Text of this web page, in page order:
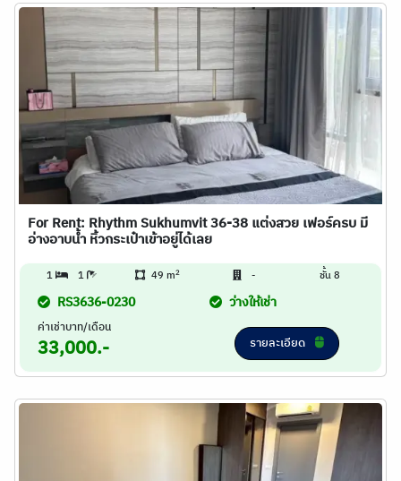
For Rent: Rhythm Sukhumvit 36-38 แต่งสวย เฟอร์ครบ มี
อ่างอาบน้ำ หิ้วกระเป๋าเข้าอยู่ได้เลย
1 1 49 m2 - ชั้น 8
RS3636-0230 ว่างให้เช่า
ค่าเช่าบาท/เดือน
33,000.- รายละเอียด